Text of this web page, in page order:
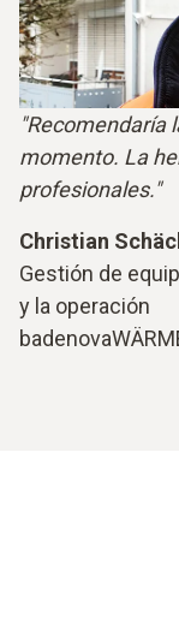
"Recomendaría
momento. La
profesionales."
Christian
Gestión de
y la operación